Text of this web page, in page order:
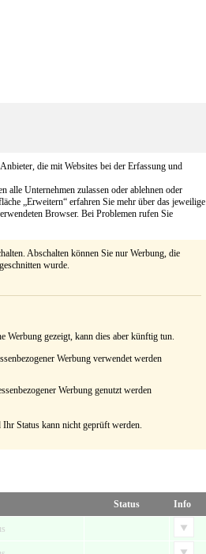
die mit Websites bei der Erfassung und
alle Unternehmen zulassen oder ablehnen oder
„Erweitern“ erfahren Sie mehr über das jeweilige
Browser. Bei Problemen rufen Sie
Abschalten können Sie nur Werbung, die
wurde.
Werbung gezeigt, kann dies aber künftig tun.
Werbung verwendet werden
Werbung genutzt werden
Status kann nicht geprüft werden.